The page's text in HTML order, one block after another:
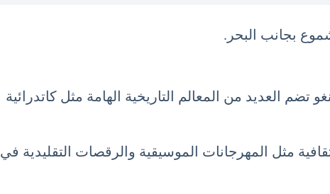
بجانب البحر.
العديد من المعالم التاريخية الهامة مثل كاتدرائية
مثل المهرجانات الموسيقية والرقصات التقليدية في